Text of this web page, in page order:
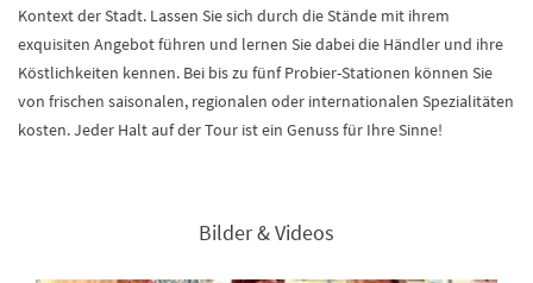
Kontext der Stadt. Lassen Sie sich durch die Stände mit ihrem
exquisiten Angebot führen und lernen Sie dabei die Händler und ihre
Köstlichkeiten kennen. Bei bis zu fünf Probier-Stationen können Sie
von frischen saisonalen, regionalen oder internationalen Spezialitäten
kosten. Jeder Halt auf der Tour ist ein Genuss für Ihre Sinne!
Bilder & Videos